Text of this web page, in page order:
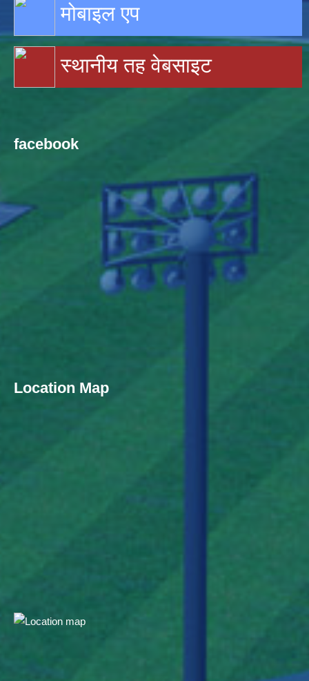
मोबाइल एप
स्थानीय तह वेबसाइट
facebook
Location Map